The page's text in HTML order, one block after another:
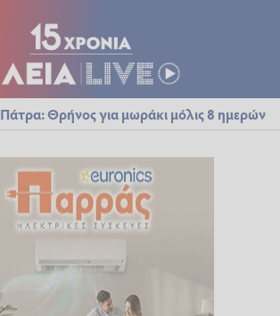
Πάτρα: Θρήνος για μωράκι μόλις 8 ημερών